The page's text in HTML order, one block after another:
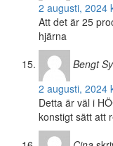
2 augusti, 2024
Att det är 25
hjärna
Bengt
2 augusti, 2024
Detta är väl i
konstigt sätt att